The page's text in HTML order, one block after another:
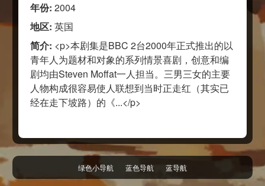
年份: 2004
地区: 英国
简介: <p>本剧集是BBC 2台2000年正式推出的以
青年人为题材和对象的系列情景喜剧，创意和编
剧均由Steven Moffat一人担当。三男三女的主要
人物构成很容易使人联想到当时正走红（其实已
经在走下坡路）的《...</p>
绿色小导航 蓝色导航 蓝导航